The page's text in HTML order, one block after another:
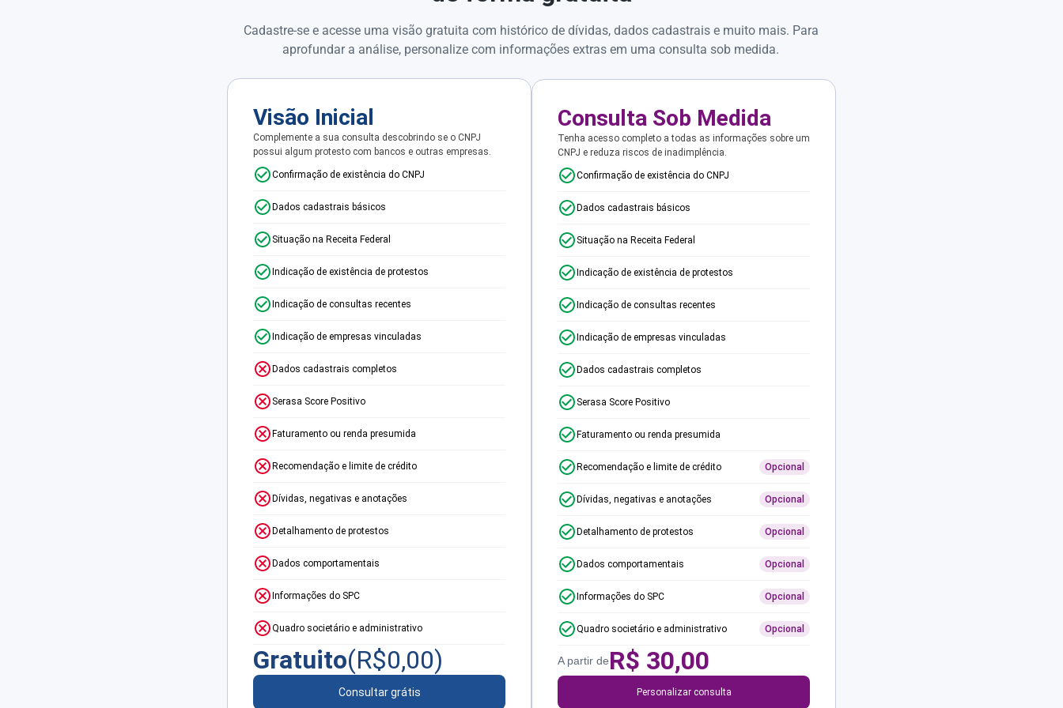
Cadastre-se e acesse uma visão gratuita com histórico de dívidas, dados cadastrais e muito mais. Para
aprofundar a análise, personalize com informações extras em uma consulta sob medida.
Visão Inicial
Complemente a sua consulta descobrindo se o CNPJ
possui algum protesto com bancos e outras empresas.
Confirmação de existência do CNPJ
Dados cadastrais básicos
Situação na Receita Federal
Indicação de existência de protestos
Indicação de consultas recentes
Indicação de empresas vinculadas
Dados cadastrais completos
Serasa Score Positivo
Faturamento ou renda presumida
Recomendação e limite de crédito
Dívidas, negativas e anotações
Detalhamento de protestos
Dados comportamentais
Informações do SPC
Quadro societário e administrativo
Gratuito(R$0,00)
Consultar grátis
Consulta Sob Medida
Tenha acesso completo a todas as informações sobre um
CNPJ e reduza riscos de inadimplência.
Confirmação de existência do CNPJ
Dados cadastrais básicos
Situação na Receita Federal
Indicação de existência de protestos
Indicação de consultas recentes
Indicação de empresas vinculadas
Dados cadastrais completos
Serasa Score Positivo
Faturamento ou renda presumida
Recomendação e limite de crédito Opcional
Dívidas, negativas e anotações Opcional
Detalhamento de protestos Opcional
Dados comportamentais Opcional
Informações do SPC Opcional
Quadro societário e administrativo Opcional
A partir deR$ 30,00
Personalizar consulta